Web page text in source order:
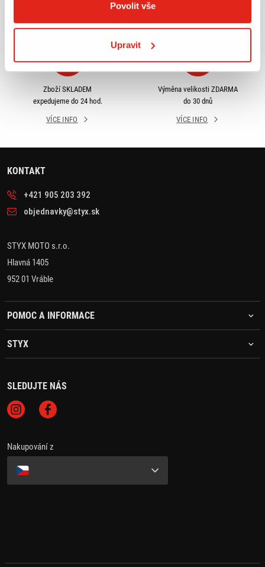
Povolit vše
Upravit
VÍCE INFO VÍCE INFO
Zboží SKLADEM
expedujeme do 24 hod.
VÍCE INFO
Výměna velikosti ZDARMA
do 30 dnů
VÍCE INFO
KONTAKT
+421 905 203 392
objednavky@styx.sk
STYX MOTO s.r.o.
Hlavná 1405
952 01 Vráble
POMOC A INFORMACE
STYX
SLEDUJTE NÁS
Nakupování z